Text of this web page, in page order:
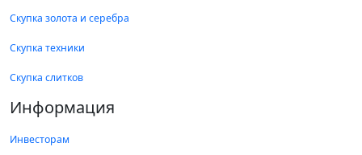
Скупка золота и серебра
Скупка техники
Скупка слитков
Информация
Инвесторам